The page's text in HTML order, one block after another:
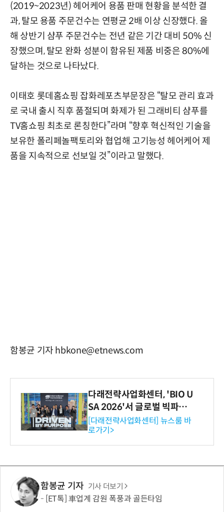
(2019~2023년) 헤어케어 용품 판매 현황을 분석한 결
과, 탈모 용품 주문건수는 연평균 2배 이상 신장했다. 올
해 상반기 샴푸 주문건수는 전년 같은 기간 대비 50% 신
장했으며, 탈모 완화 성분이 함유된 제품 비중은 80%에
달하는 것으로 나타났다.
이태호 롯데홈쇼핑 잡화레포츠부문장은 “탈모 관리 효과
로 국내 출시 직후 품절되며 화제가 된 그래비티 샴푸를
TV홈쇼핑 최초로 론칭한다”라며 “향후 혁신적인 기술을
보유한 폴리페놀팩토리와 협업해 고기능성 헤어케어 제
품을 지속적으로 선보일 것”이라고 말했다.
함봉균 기자 hbkone@etnews.com
다래전략사업화센터, 'BIO U
SA 2026'서 글로벌 빅파마
와의 비즈니스 미팅 지원…K
-바이오 해외 진출 교두보 확
보
[다래전략사업화센터] 뉴스룸 바
로가기>
함봉균 기자 기사 더보기
[ET톡] 車업계 감원 폭풍과 골든타임